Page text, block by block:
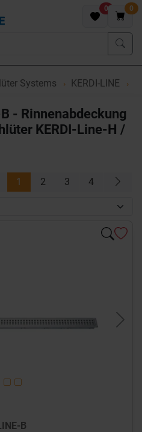
0 0
Systems KERDI-LINE
- Rinnenabdeckung
KERDI-Line-H /
1 2 3 4
Next
B